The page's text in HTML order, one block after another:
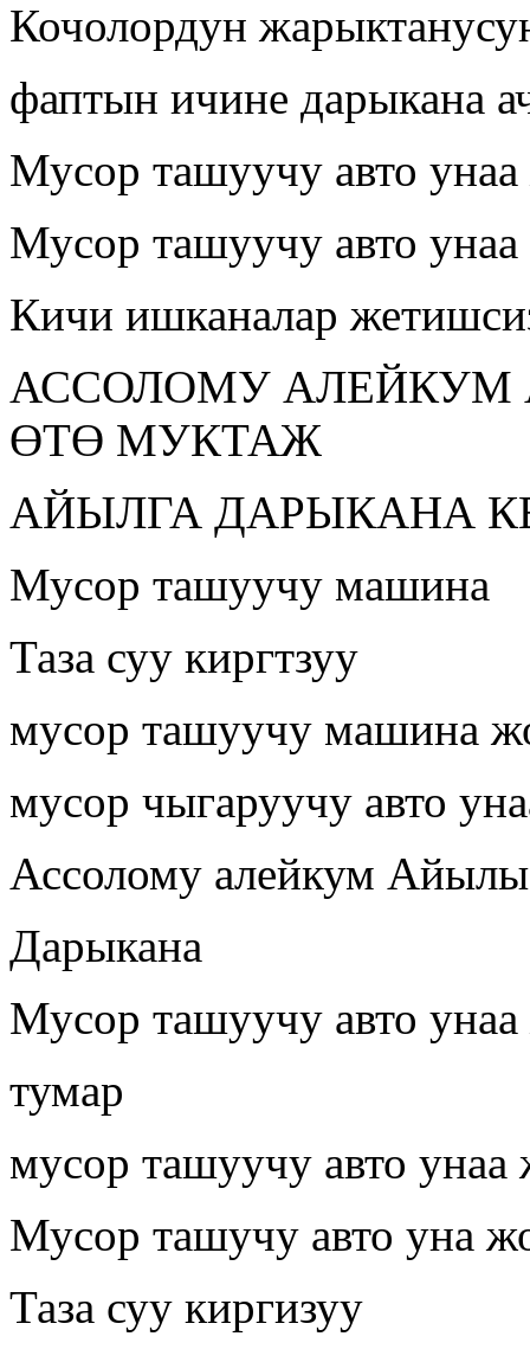
Кочолордун
фаптын ичине дарыкана
Мусор ташуучу авто
Мусор ташуучу авто унаа
Кичи ишканалар
АССОЛОМУ АЛЕЙКУМ
ӨТӨ МУКТАЖ
АЙЫЛГА ДАРЫКАНА
Мусор ташуучу машина
Таза суу киргтзуу
мусор ташуучу машина
мусор чыгаруучу авто
Ассолому алейкум
Дарыкана
Мусор ташуучу авто
тумар
мусор ташуучу авто унаа
Мусор ташучу авто уна
Таза суу киргизуу